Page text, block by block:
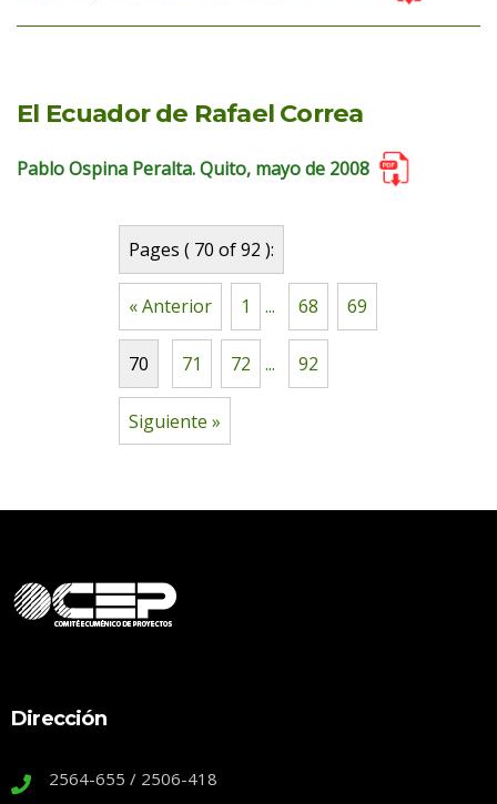
El Ecuador de Rafael Correa
Pablo Ospina Peralta. Quito, mayo de 2008
Pages ( 70 of 92 ):
« Anterior 1 ... 68 69
70 71 72 ... 92
Siguiente »
Dirección
2564-655 / 2506-418